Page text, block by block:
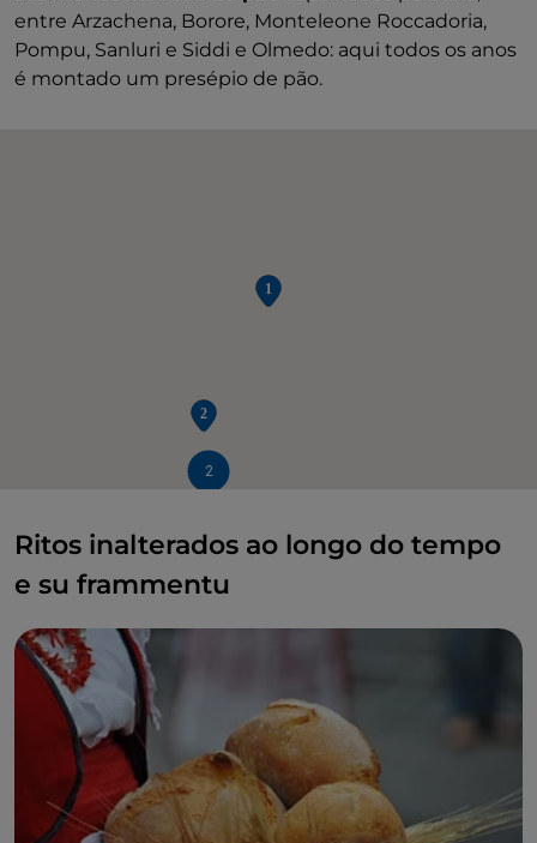
entre Arzachena, Borore, Monteleone Roccadoria,
Pompu, Sanluri e Siddi e Olmedo: aqui todos os anos
é montado um presépio de pão.
2
Ritos inalterados ao longo do tempo
e su frammentu